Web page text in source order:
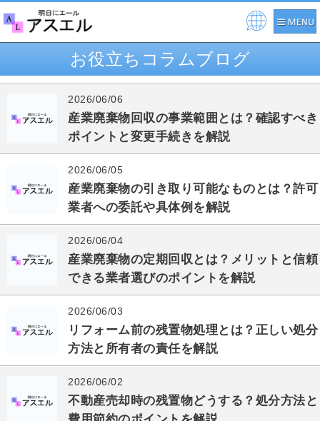
ere
お役立ちコラムブログ
2026/06/06
産業廃棄物回収の事業範囲とは？確認すべき
ポイントと変更手続きを解説
2026/06/05
産業廃棄物の引き取り可能なものとは？許可
業者への委託や具体例を解説
2026/06/04
産業廃棄物の定期回収とは？メリットと信頼
できる業者選びのポイントを解説
2026/06/03
リフォーム前の残置物処理とは？正しい処分
方法と所有者の責任を解説
2026/06/02
不動産売却時の残置物どうする？処分方法と